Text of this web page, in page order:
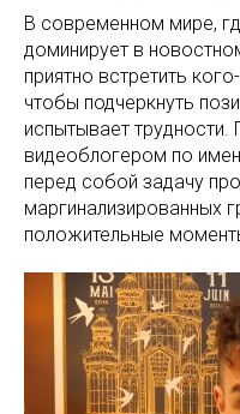
В современном мире,
доминирует в
приятно встретить
чтобы подчеркнуть
испытывает трудности.
видеоблогером по
перед собой задачу
маргинализированных
положительные